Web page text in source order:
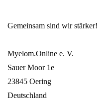
Gemeinsam sind wir stärker!
Myelom.Online e. V.
Sauer Moor 1e
23845 Oering
Deutschland